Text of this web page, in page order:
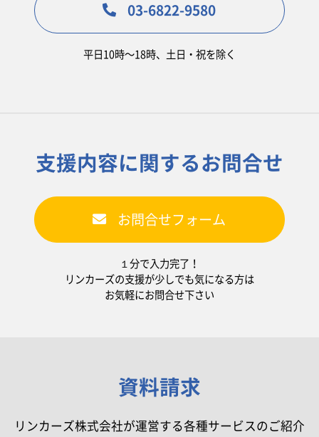
03-6822-9580
平日10時〜18時、土日・祝を除く
支援内容に関するお問合せ
お問合せフォーム
１分で入力完了！
リンカーズの支援が少しでも気になる方は
お気軽にお問合せ下さい
資料請求
リンカーズ株式会社が運営する各種サービスのご紹介